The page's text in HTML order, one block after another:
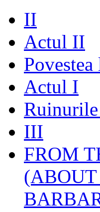
II
Actul II
Actul I
III
FROM
(ABOUT